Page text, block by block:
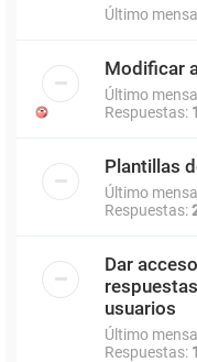
Último
Modificar
Último
Respuestas: 1
Plantillas
Último
Respuestas:
Dar
usuarios
Último
Respuestas: 1